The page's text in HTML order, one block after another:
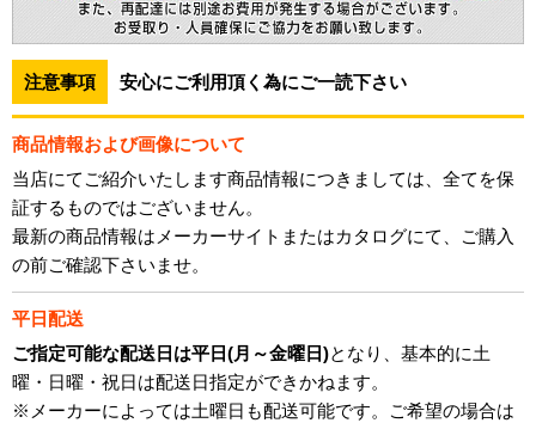
注意事項 安心にご利用頂く為にご一読下さい
商品情報および画像について
当店にてご紹介いたします商品情報につきましては、全てを保
証するものではございません。
最新の商品情報はメーカーサイトまたはカタログにて、ご購入
の前ご確認下さいませ。
平日配送
ご指定可能な配送日は平日(月～金曜日)となり、基本的に土
曜・日曜・祝日は配送日指定ができかねます。
※メーカーによっては土曜日も配送可能です。ご希望の場合は